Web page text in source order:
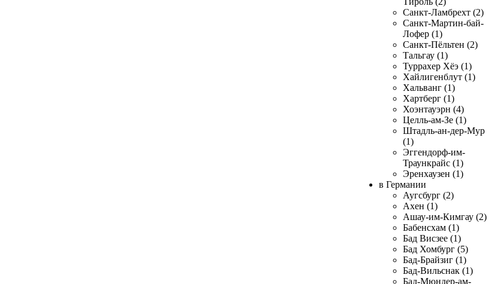
Санкт-Ламбрехт (2)
Санкт-Мартин-бай-
Лофер (1)
Санкт-Пёльтен (2)
Тальгау (1)
Туррахер Хёэ (1)
Хайлигенблут (1)
Хальванг (1)
Хартберг (1)
Хоэнтауэрн (4)
Целль-ам-Зе (1)
Штадль-ан-дер-Мур
(1)
Эггендорф-им-
Траункрайс (1)
Эренхаузен (1)
в Германии
Аугсбург (2)
Ахен (1)
Ашау-им-Кимгау (2)
Бабенсхам (1)
Бад Висзее (1)
Бад Хомбург (5)
Бад-Брайзиг (1)
Бад-Вильснак (1)
Бад-Мюндер-ам-